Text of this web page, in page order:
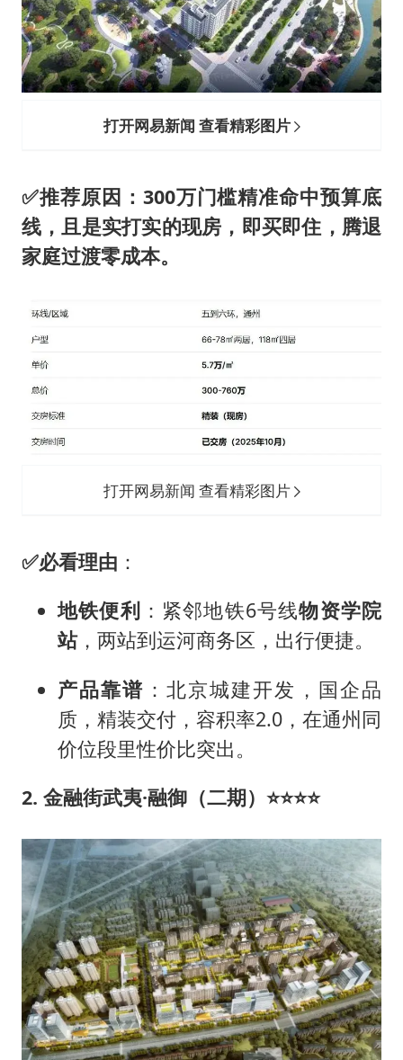
打开网易新闻 查看精彩图片
✅推荐原因 ：300万门槛精准命中预算底
线，且是实打实的现房 ，即买即住，腾退
家庭过渡零成本。
打开网易新闻 查看精彩图片
✅必看理由 ：
地铁便利 ：紧邻地铁6号线物资学院
站，两站到运河商务区，出行便捷。
产品靠谱 ：北京城建开发，国企品
质，精装交付，容积率2.0，在通州同
价位段里性价比突出。
2. 金融街武夷·融御（二期） ⭐⭐⭐⭐